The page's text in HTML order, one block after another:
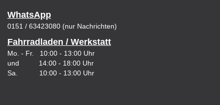
WhatsApp
0151 / 63423080 (nur Nachrichten)
Fahrradladen / Werkstatt
Mo. - Fr. 10:00 - 13:00 Uhr
und 14:00 - 18:00 Uhr
Sa. 10:00 - 13:00 Uhr